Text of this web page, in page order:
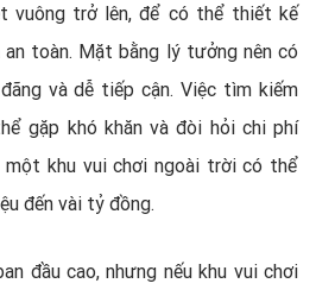
vuông trở lên, để có thể thiết kế
toàn. Mặt bằng lý tưởng nên có
và dễ tiếp cận. Việc tìm kiếm
gặp khó khăn và đòi hỏi chi phí
một khu vui chơi ngoài trời có thể
đến vài tỷ đồng.
đầu cao, nhưng nếu khu vui chơi